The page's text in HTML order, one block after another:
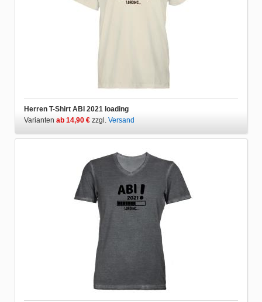
Herren T-Shirt ABI 2021 loading
Varianten ab 14,90 € zzgl. Versand